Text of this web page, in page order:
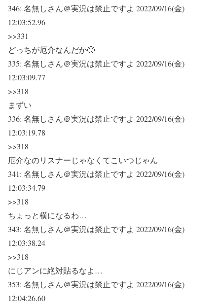
346: 名無しさん＠実況は禁止ですよ 2022/09/16(金)
12:03:52.96
>>331
どっちが厄介なんだか🙄
335: 名無しさん＠実況は禁止ですよ 2022/09/16(金)
12:03:09.77
>>318
まずい
336: 名無しさん＠実況は禁止ですよ 2022/09/16(金)
12:03:19.78
>>318
厄介なのリスナーじゃなくてこいつじゃん
341: 名無しさん＠実況は禁止ですよ 2022/09/16(金)
12:03:34.79
>>318
ちょっと横になるわ…
343: 名無しさん＠実況は禁止ですよ 2022/09/16(金)
12:03:38.24
>>318
にじアンに絶対貼るなよ…
353: 名無しさん＠実況は禁止ですよ 2022/09/16(金)
12:04:26.60